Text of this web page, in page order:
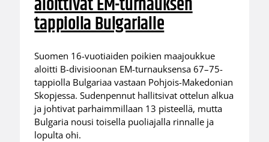
tappiolla Bulgarialle
Suomen 16-vuotiaiden poikien maajoukkue
aloitti B-divisioonan EM-turnauksensa 67–75-
tappiolla Bulgariaa vastaan Pohjois-Makedonian
Skopjessa. Sudenpennut hallitsivat ottelun alkua
ja johtivat parhaimmillaan 13 pisteellä, mutta
Bulgaria nousi toisella puoliajalla rinnalle ja
lopulta ohi.